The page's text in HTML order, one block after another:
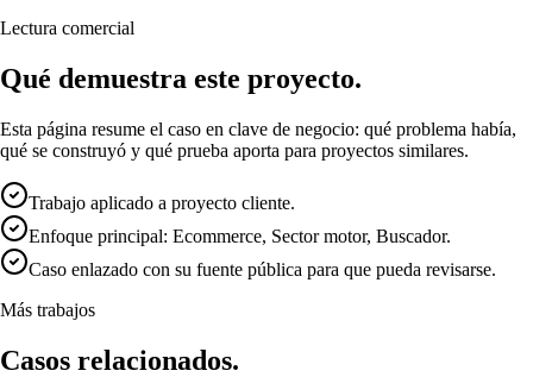
Lectura comercial
Qué demuestra este proyecto.
Esta página resume el caso en clave de negocio: qué problema había,
qué se construyó y qué prueba aporta para proyectos similares.
Trabajo aplicado a proyecto cliente.
Enfoque principal: Ecommerce, Sector motor, Buscador.
Caso enlazado con su fuente pública para que pueda revisarse.
Más trabajos
Casos relacionados.